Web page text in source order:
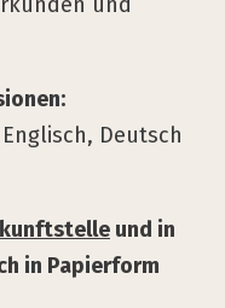
und
Deutsch
und in
in Papierform